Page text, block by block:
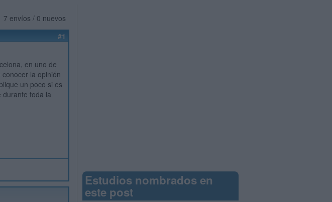
7 envíos / 0 nuevos
#1
en uno de
la opinión
un poco si es
durante toda la
Estudios nombrados en
este post